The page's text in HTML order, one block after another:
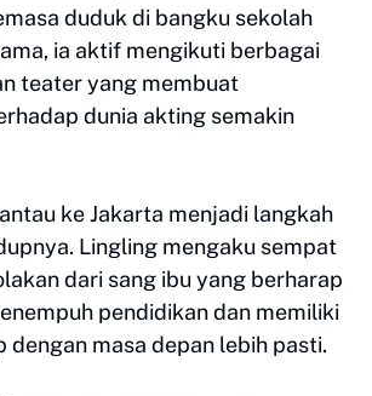
duduk di bangku sekolah
ia aktif mengikuti berbagai
teater yang membuat
dunia akting semakin
ke Jakarta menjadi langkah
Lingling mengaku sempat
dari sang ibu yang berharap
pendidikan dan memiliki
dengan masa depan lebih pasti.